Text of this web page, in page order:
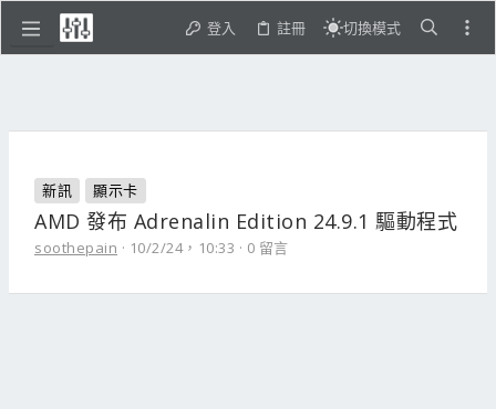
登入 註冊 切換模式
新訊 顯示卡
AMD 發布 Adrenalin Edition 24.9.1 驅動程式
soothepain 10/2/24，10:33 0 留言